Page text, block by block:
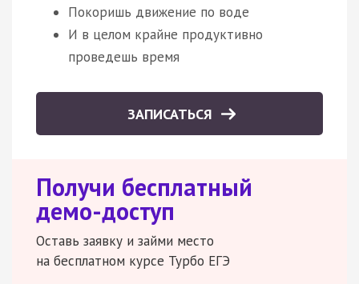
Покоришь движение по воде
И в целом крайне продуктивно
проведешь время
ЗАПИСАТЬСЯ
Получи бесплатный
демо-доступ
Оставь заявку и займи место
на бесплатном курсе Турбо ЕГЭ